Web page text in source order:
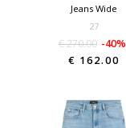
Jeans Wide
27
€ 270.00 -40%
€ 162.00